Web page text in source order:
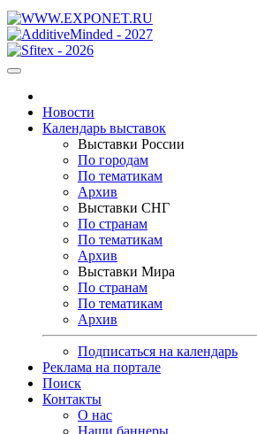
Новости
Календарь выставок
Выставки России
По городам
По тематикам
Архив
Выставки СНГ
По странам
По тематикам
Архив
Выставки Мира
По странам
По тематикам
Архив
Подписаться на календарь
Реклама на портале
Поиск
Контакты
О нас
Наши баннеры